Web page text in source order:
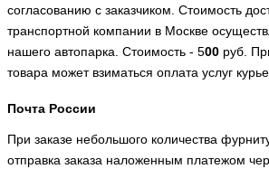
согласованию с заказчиком. Стоимость
транспортной компании в Москве
нашего автопарка. Стоимость - 500 руб.
товара может взиматься оплата услуг
Почта России
При заказе небольшого количества
отправка заказа наложенным платежом